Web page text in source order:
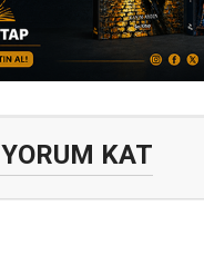
YORUM KAT